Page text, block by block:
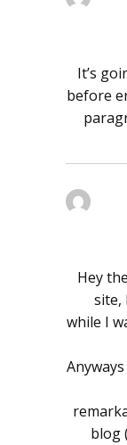
It’s
before
Hey
site,
while I
blog